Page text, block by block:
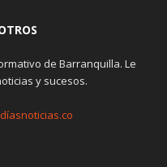
de Barranquilla. Le
y sucesos.